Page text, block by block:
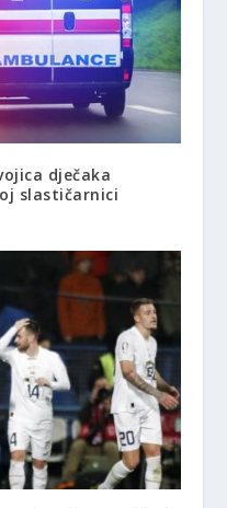
dječaka
slastičarnici